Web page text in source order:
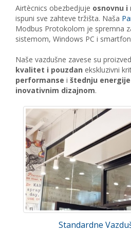
Airtècnics obezbedjuje osnovnu i
ispuni sve zahteve tržišta. Naša
Modbus Protokolom je spremna
sistemom, Windows PC i
Naše vazdušne zavese su
kvalitet i pouzdan ekskluzivni
performanse i štednju energije
inovativnim dizajnom.
Standardne